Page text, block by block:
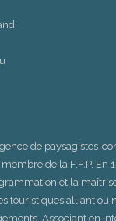
de paysagistes-
de la F.F.P. En
et la
touristiques alliant ou
Associant en